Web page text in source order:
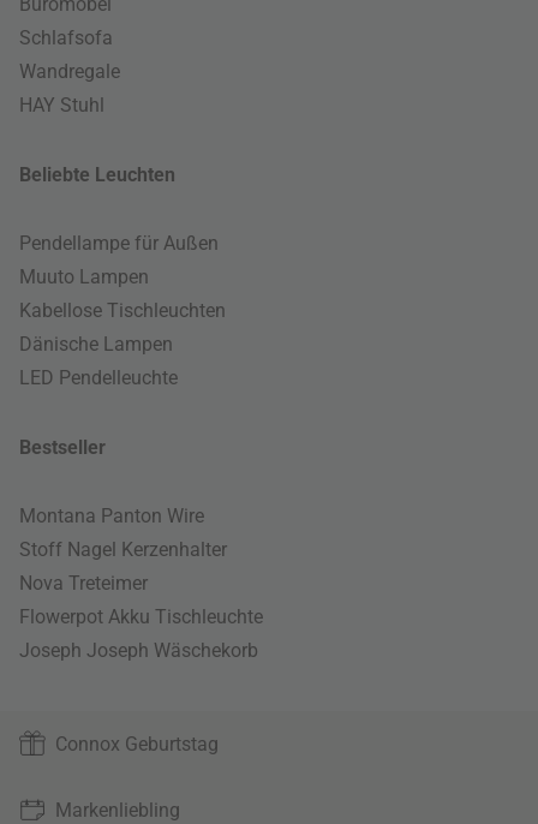
Schlafsofa
Wandregale
HAY Stuhl
Beliebte Leuchten
Pendellampe für Außen
Muuto Lampen
Kabellose Tischleuchten
Dänische Lampen
LED Pendelleuchte
Bestseller
Montana Panton Wire
Stoff Nagel Kerzenhalter
Nova Treteimer
Flowerpot Akku Tischleuchte
Joseph Joseph Wäschekorb
Connox Geburtstag
Markenliebling